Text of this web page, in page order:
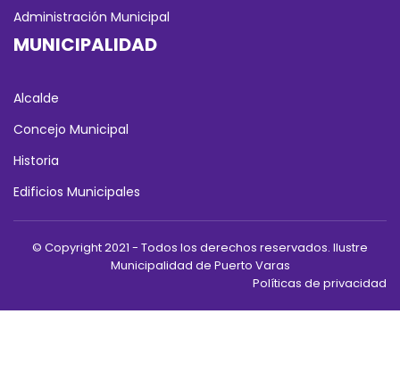
Administración Municipal
MUNICIPALIDAD
Alcalde
Concejo Municipal
Historia
Edificios Municipales
© Copyright 2021 - Todos los derechos reservados. Ilustre
Municipalidad de Puerto Varas
Políticas de privacidad